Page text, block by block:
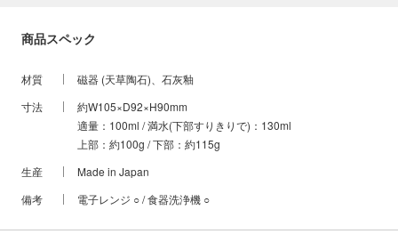
商品スペック
材質
磁器 (天草陶石)、石灰釉
寸法
約W105×D92×H90mm
適量：100ml / 満水(下部すりきりで)：130ml
上部：約100g / 下部：約115g
生産
Made in Japan
備考
電子レンジ ○ / 食器洗浄機 ○